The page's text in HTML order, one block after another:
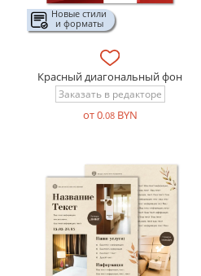
Новые стили
и форматы
Красный диагональный фон
Заказать в редакторе
от 0.08BYN